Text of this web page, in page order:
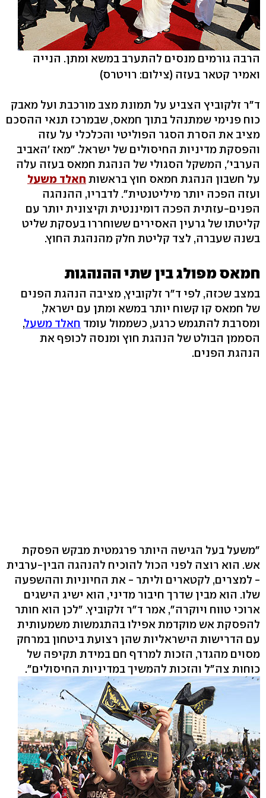
הרבה גורמים מנסים להתערב במשא ומתן. הנייה
ואמיר קטאר בעזה (צילום: רויטרס)
ד"ר זלקוביץ הצביע על תמונת מצב מורכבת ועל מאבק
כוח פנימי שמתנהל בתוך חמאס, שבמרכז תנאי ההסכם
מציב את הסרת הסגר הפוליטי והכלכלי על עזה
והפסקת מדיניות החיסולים של ישראל. "מאז 'האביב
הערבי', המשקל הסגולי של הנהגת חמאס בעזה עלה
על חשבון הנהגת חמאס חוץ בראשות חאלד משעל
ועזה הפכה יותר מיליטנטית". לדבריו, ההנהגה
הפנים-עזתית הפכה דומיננטית וקיצונית יותר עם
קליטתו של גרעין האסירים ששוחררו בעסקת שליט
בשנה שעברה, לצד קליטת חלק מהנהגת החוץ.
חמאס מפולג בין שתי ההנהגות
במצב שכזה, לפי ד"ר זלקוביץ, מציבה הנהגת הפנים
של חמאס קו קשוח יותר במשא ומתן עם ישראל,
ומסרבת להתגמש כרגע, כשממול עומד חאלד משעל,
הסממן הבולט של הנהגת חוץ ומנסה לכופף את
הנהגת הפנים.
"משעל בעל הגישה היותר פרגמטית מבקש הפסקת
אש. הוא רוצה לפני הכול להוכיח להנהגה הבין-ערבית
- למצרים, לקטארים וליתר - את החיוניות וההשפעה
שלו. הוא מבין שדרך חיבור מדיני, הוא ישיג הישגים
ארוכי טווח ויוקרה", אמר ד"ר זלקוביץ. "לכן הוא חותר
להפסקת אש מוקדמת אפילו בהתגמשות משמעותית
עם הדרישות הישראליות שהן רצועת ביטחון במרחק
מסוים מהגדר, הזכות למרדף חם במידת תקיפה של
כוחות צה"ל והזכות להמשיך במדיניות החיסולים".